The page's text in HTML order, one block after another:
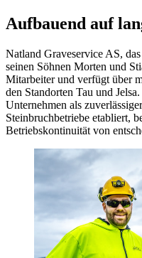
Aufbauend auf
Natland Graveservice AS,
seinen Söhnen Morten und
Mitarbeiter und verfügt über
den Standorten Tau und
Unternehmen als
Steinbruchbetriebe etabliert,
Betriebskontinuität von